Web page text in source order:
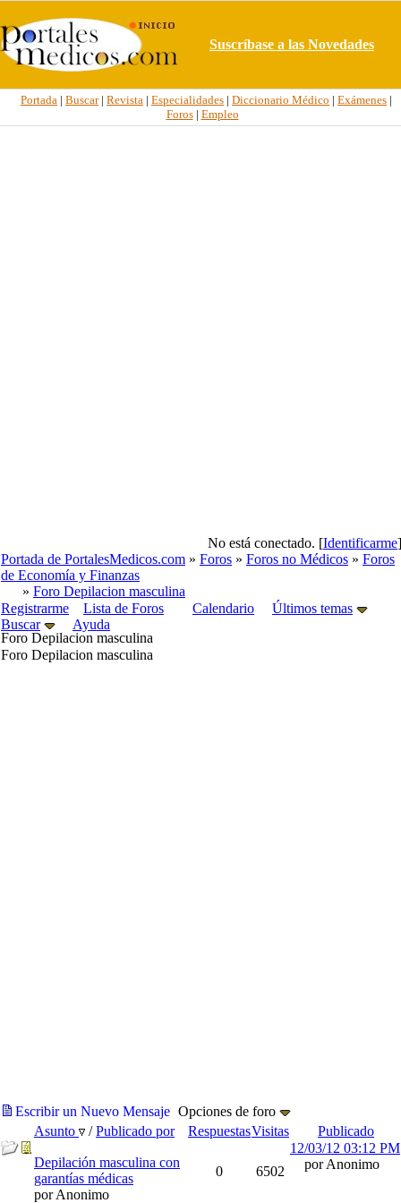
Suscríbase a las Novedades
Portada | Buscar| Revista | Especialidades | Diccionario Médico | Exámenes |
Foros| Empleo
No está conectado. [Identificarme]
Portada de PortalesMedicos.com » Foros » Foros no Médicos » Foros
de Economía y Finanzas
» Foro Depilacion masculina
Registrarme
Lista de Foros Calendario
Últimos temas
Buscar
Ayuda
Foro Depilacion masculina
Foro Depilacion masculina
Escribir un Nuevo Mensaje Opciones de foro
Asunto
/Publicado por RespuestasVisitas Publicado
Depilación masculina con
garantías médicas
por Anonimo
0 6502
12/03/12 03:12 PM
por Anonimo